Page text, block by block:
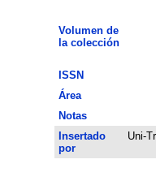
Volumen de
la colección
ISSN
Área
Notas
Insertado
por
Uni-